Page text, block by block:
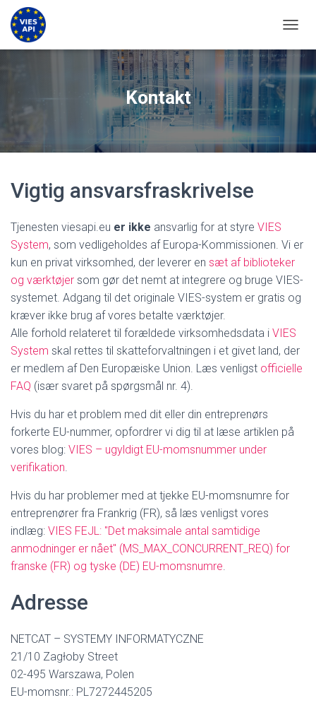
Kontakt
Vigtig ansvarsfraskrivelse
Tjenesten viesapi.eu er ikke ansvarlig for at styre VIES
System, som vedligeholdes af Europa-Kommissionen. Vi er
kun en privat virksomhed, der leverer en sæt af biblioteker
og værktøjer som gør det nemt at integrere og bruge VIES-
systemet. Adgang til det originale VIES-system er gratis og
kræver ikke brug af vores betalte værktøjer.
Alle forhold relateret til forældede virksomhedsdata i VIES
System skal rettes til skatteforvaltningen i et givet land, der
er medlem af Den Europæiske Union. Læs venligst officielle
FAQ (især svaret på spørgsmål nr. 4).
Hvis du har et problem med dit eller din entreprenørs
forkerte EU-nummer, opfordrer vi dig til at læse artiklen på
vores blog: VIES – ugyldigt EU-momsnummer under
verifikation.
Hvis du har problemer med at tjekke EU-momsnumre for
entreprenører fra Frankrig (FR), så læs venligst vores
indlæg: VIES FEJL: "Det maksimale antal samtidige
anmodninger er nået" (MS_MAX_CONCURRENT_REQ) for
franske (FR) og tyske (DE) EU-momsnumre.
Adresse
NETCAT – SYSTEMY INFORMATYCZNE
21/10 Zagłoby Street
02-495 Warszawa, Polen
EU-momsnr.: PL7272445205